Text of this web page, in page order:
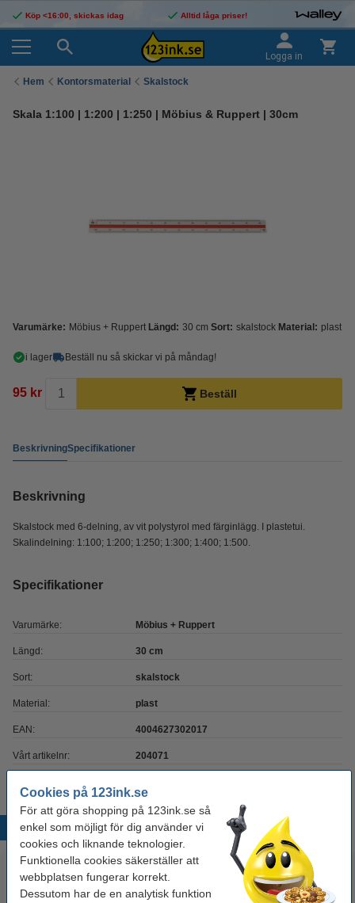
Cookies på 123ink.se
För att göra shopping på 123ink.se så
enkel som möjligt för dig använder vi
cookies och liknande teknologier.
Funktionella cookies säkerställer att
webbplatsen fungerar korrekt.
Dessutom har de en analytisk funktion
Köp <16:00, skickas idag Alltid låga priser!
Logga in
Hem Kontorsmaterial Skalstock
Skala 1:100 | 1:200 | 1:250 | Möbius & Ruppert | 30cm
Varumärke: Möbius + Ruppert Längd: 30 cm Sort: skalstock Material: plast
i lager Beställ nu så skickar vi på måndag!
95 kr Beställ
BeskrivningSpecifikationer
Beskrivning
Skalstock med 6-delning, av vit polystyrol med färginlägg. I plastetui.
Skalindelning: 1:100; 1:200; 1:250; 1:300; 1:400; 1:500.
Specifikationer
Varumärke: Möbius + Ruppert
Längd: 30 cm
Sort: skalstock
Material: plast
EAN: 4004627302017
Vårt artikelnr: 204071
Populära produkter